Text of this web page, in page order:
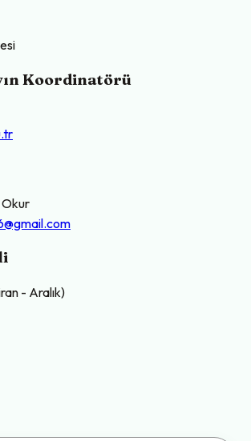
Koordinatörü
Okur
- Aralık)